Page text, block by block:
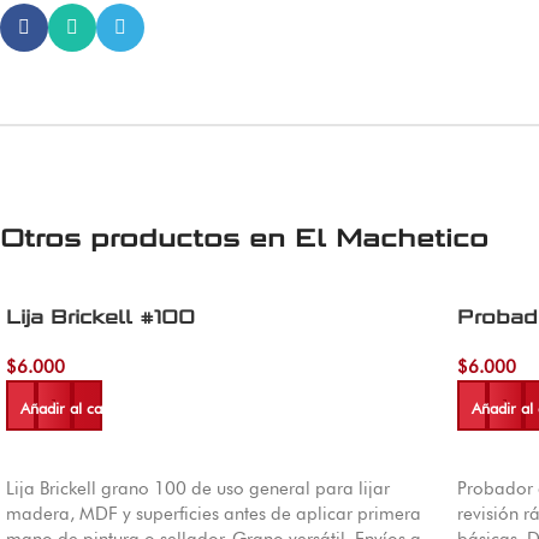
Otros productos en El Machetico
Lija Brickell #100
$6.000
Añadir al carrito
Lija Brickell grano 100 de uso general para lijar
madera, MDF y superficies antes de aplicar primera
$6.000
Añadir al
Probador
revisión